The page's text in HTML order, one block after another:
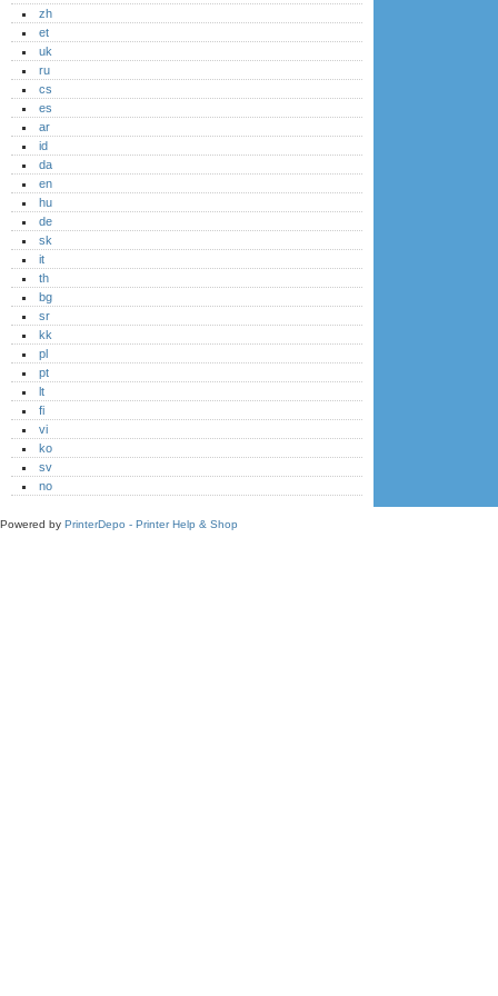
zh
et
uk
ru
cs
es
ar
id
da
en
hu
de
sk
it
th
bg
sr
kk
pl
pt
lt
fi
vi
ko
sv
no
Powered by PrinterDepo - Printer Help & Shop